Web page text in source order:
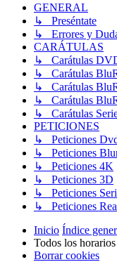
GENERAL
↳ Preséntate
↳ Errores y
CARÁTULAS
↳ Carátulas
↳ Carátulas
↳ Carátulas
↳ Carátulas
↳ Carátulas
PETICIONES
↳ Peticiones
↳ Peticiones
↳ Peticiones 4K
↳ Peticiones 3D
↳ Peticiones
↳ Peticiones
Inicio Índice
Todos los horarios
Borrar cookies